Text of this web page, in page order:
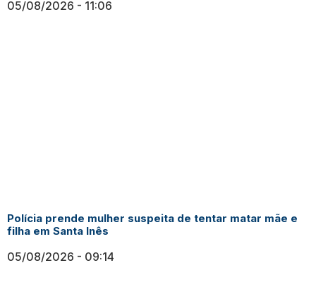
05/08/2026 11:06
Polícia prende mulher suspeita de tentar matar mãe e
filha em Santa Inês
05/08/2026 09:14